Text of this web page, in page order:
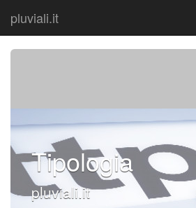
pluviali.it
Tipologia
pluviali.it